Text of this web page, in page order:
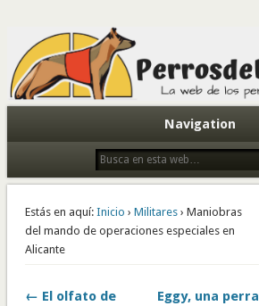
Todo sobre perros de búsqueda y detectores
Navigation
Estás en aquí: Inicio › Militares› Maniobras
del mando de operaciones especiales en
Alicante
← El olfato de
Eggy, una perra